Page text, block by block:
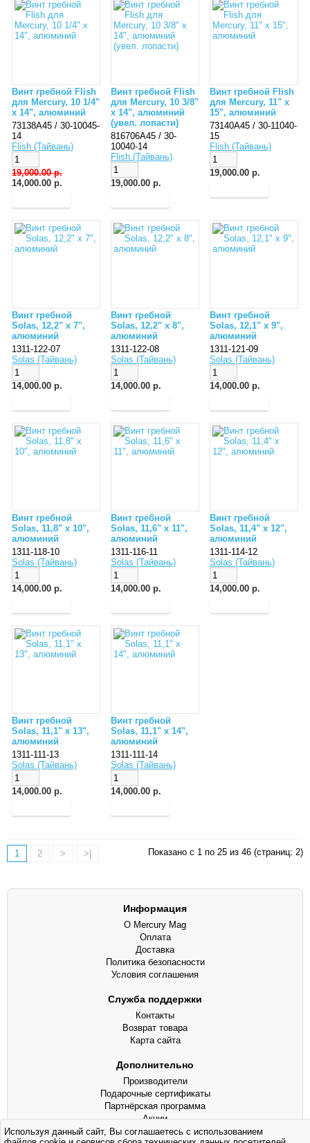
Винт гребной Flish
для Mercury, 10 1/4"
x 14", алюминий
73138A45 / 30-10045-
14
Flish (Тайвань)
19,000.00 р.
14,000.00 р.
Винт гребной Flish
для Mercury, 10 3/8"
x 14", алюминий
(увел. лопасти)
816706A45 / 30-
10040-14
Flish (Тайвань)
19,000.00 р.
Винт гребной Flish
для Mercury, 11" x
15", алюминий
73140A45 / 30-11040-
15
Flish (Тайвань)
19,000.00 р.
Винт гребной
Solas, 12,2" x 7",
алюминий
1311-122-07
Solas (Тайвань)
14,000.00 р.
Винт гребной
Solas, 12,2" x 8",
алюминий
1311-122-08
Solas (Тайвань)
14,000.00 р.
Винт гребной
Solas, 12,1" x 9",
алюминий
1311-121-09
Solas (Тайвань)
14,000.00 р.
Винт гребной
Solas, 11,8" x 10",
алюминий
1311-118-10
Solas (Тайвань)
14,000.00 р.
Винт гребной
Solas, 11,6" x 11",
алюминий
1311-116-11
Solas (Тайвань)
14,000.00 р.
Винт гребной
Solas, 11,4" x 12",
алюминий
1311-114-12
Solas (Тайвань)
14,000.00 р.
Винт гребной
Solas, 11,1" x 13",
алюминий
1311-111-13
Solas (Тайвань)
14,000.00 р.
Винт гребной
Solas, 11,1" x 14",
алюминий
1311-111-14
Solas (Тайвань)
14,000.00 р.
1 2 > >| Показано с 1 по 25 из 46 (страниц: 2)
Информация
О Mercury Mag
Оплата
Доставка
Политика безопасности
Условия соглашения
Служба поддержки
Контакты
Возврат товара
Карта сайта
Дополнительно
Производители
Подарочные сертификаты
Партнёрская программа
Акции
Используя данный сайт, Вы соглашаетесь с использованием